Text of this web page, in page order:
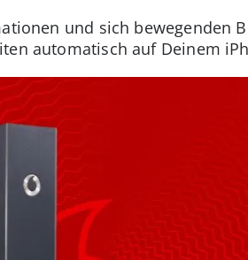
und sich bewegenden
automatisch auf Deinem